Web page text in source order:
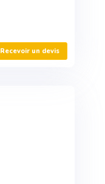
Recevoir un devis